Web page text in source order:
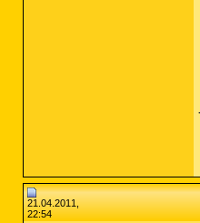
21.04.2011,
22:54